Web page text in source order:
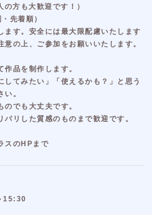
方も大歓迎です！）
先着順）
す。安全には最大限配慮いたします
の上、ご参加をお願いいたします。
品を制作します。
してみたい」「使えるかも？」と思う
。
でも大丈夫です。
リした質感のものまで歓迎です。
スのHPまで